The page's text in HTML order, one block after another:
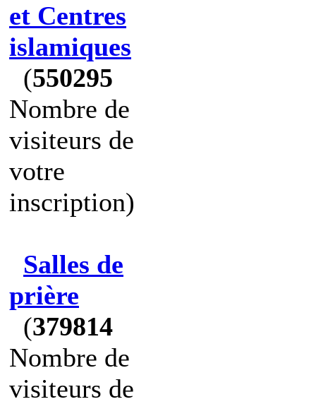
et Centres
islamiques
(550295
Nombre de
visiteurs de
votre
inscription)
Salles de
prière
(379814
Nombre de
visiteurs de